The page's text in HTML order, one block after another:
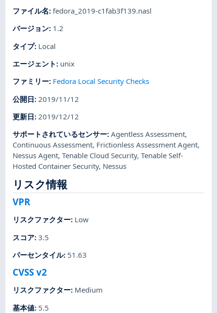
ファイル名:fedora_2019-c1fab3f139.nasl
バージョン: 1.2
タイプ: Local
エージェント : unix
ファミリー: Fedora Local Security Checks
公開日: 2019/11/12
更新日: 2019/12/12
サポートされているセンサー:Agentless Assessment,
Continuous Assessment, Frictionless Assessment Agent,
Nessus Agent,Tenable Cloud Security,Tenable Self-
Hosted Container Security, Nessus
リスク情報
VPR
リスクファクター: Low
スコア:3.5
パーセンタイル: 51.63
CVSS v2
リスクファクター: Medium
基本値: 5.5